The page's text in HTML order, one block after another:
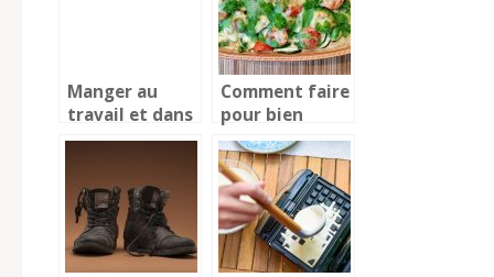
Manger au
travail et dans
une bonne
Comment faire
pour bien
réussir son
gratin?